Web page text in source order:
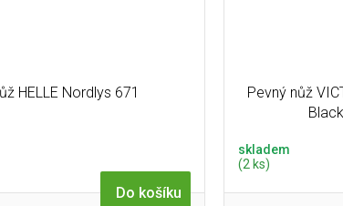
HELLE Nordlys 671
Do košíku
Pevný nůž
skladem
(2 ks)